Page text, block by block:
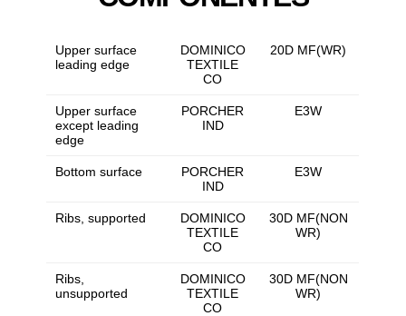
Upper surface
leading edge
DOMINICO
TEXTILE
CO
20D MF(WR)
Upper surface
except leading
edge
PORCHER
IND
E3W
Bottom surface
PORCHER
IND
E3W
Ribs, supported
DOMINICO
TEXTILE
CO
30D MF(NON
WR)
Ribs,
unsupported
DOMINICO
TEXTILE
CO
30D MF(NON
WR)